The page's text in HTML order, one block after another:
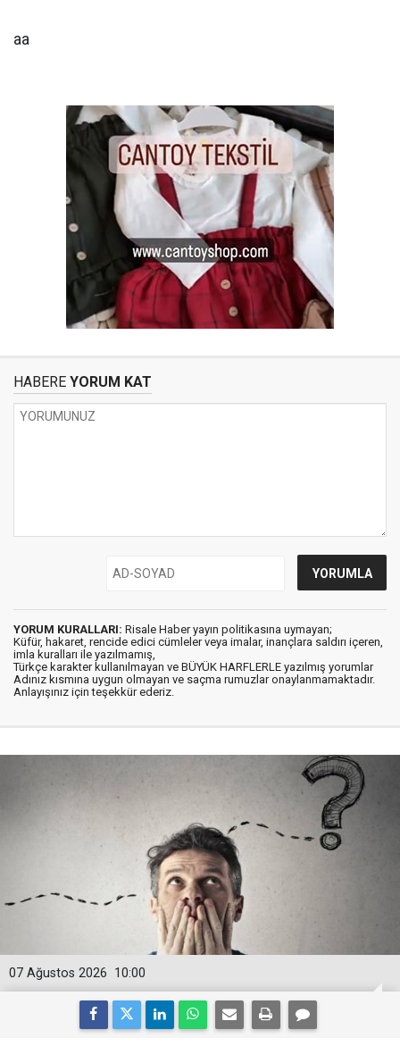
aa
HABERE YORUM KAT
YORUM KURALLARI: Risale Haber yayın politikasına uymayan;
Küfür, hakaret, rencide edici cümleler veya imalar, inançlara saldırı içeren,
imla kuralları ile yazılmamış,
Türkçe karakter kullanılmayan ve BÜYÜK HARFLERLE yazılmış yorumlar
Adınız kısmına uygun olmayan ve saçma rumuzlar onaylanmamaktadır.
Anlayışınız için teşekkür ederiz.
10:00
07 Ağustos 2026